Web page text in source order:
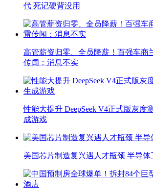
代 死记硬背没用
高管薪资归零、全员降薪！百强车商
传闻：消息不实
性能大提升 DeepSeek V4正式版灰度
成游戏
美国芯片制造复兴遇人才瓶颈 半导体